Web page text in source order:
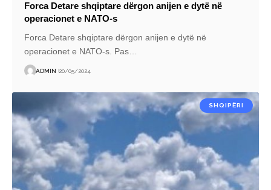
Forca Detare shqiptare dërgon anijen e dytë në
operacionet e NATO-s
Forca Detare shqiptare dërgon anijen e dytë në
operacionet e NATO-s. Pas
ADMIN 20/05/2024
SHQIPËRI